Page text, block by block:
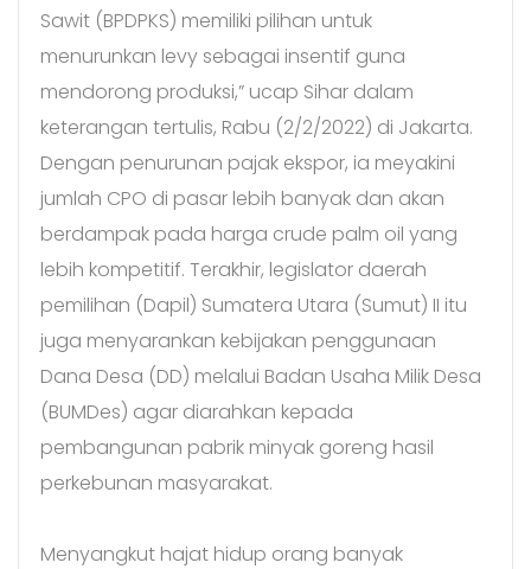
Sawit (BPDPKS) memiliki pilihan untuk
menurunkan levy sebagai insentif guna
mendorong produksi,” ucap Sihar dalam
keterangan tertulis, Rabu (2/2/2022) di Jakarta.
Dengan penurunan pajak ekspor, ia meyakini
jumlah CPO di pasar lebih banyak dan akan
berdampak pada harga crude palm oil yang
lebih kompetitif. Terakhir, legislator daerah
pemilihan (Dapil) Sumatera Utara (Sumut) II itu
juga menyarankan kebijakan penggunaan
Dana Desa (DD) melalui Badan Usaha Milik Desa
(BUMDes) agar diarahkan kepada
pembangunan pabrik minyak goreng hasil
perkebunan masyarakat.
Menyangkut hajat hidup orang banyak